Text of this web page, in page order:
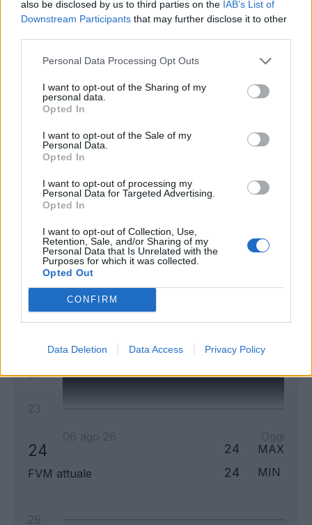
also be disclosed by us to third parties on the IAB’s List of
Downstream Participants that may further disclose it to other
Personal Data Processing Opt Outs
I want to opt-out of the Sharing of my
personal data.
Opted In
I want to opt-out of the Sale of my
Personal Data.
Opted In
I want to opt-out of processing my
Personal Data for Targeted Advertising.
Opted In
I want to opt-out of Collection, Use,
Retention, Sale, and/or Sharing of my
Personal Data that Is Unrelated with the
Purposes for which it was collected.
Opted Out
CONFIRM
Data Deletion Data Access Privacy Policy
Classic
Andamento FantaValore di Mercato
28
FVM attuale 28 MIN
28
24
FVM attuale
24 MAX
24 MIN